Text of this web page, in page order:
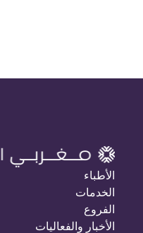
الأطباء
الخدمات
الفروع
الأخبار والفعاليات